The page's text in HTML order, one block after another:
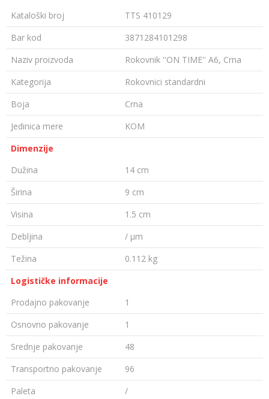
Kataloški broj
TTS 410129
Bar kod
3871284101298
Naziv proizvoda
Rokovnik ''ON TIME'' A6, Crna
Kategorija
Rokovnici standardni
Boja
Crna
Jedinica mere
KOM
Dimenzije
Dužina
14 cm
Širina
9 cm
Visina
1.5 cm
Debljina
/ µm
Težina
0.112 kg
Logističke informacije
Prodajno pakovanje
1
Osnovno pakovanje
1
Srednje pakovanje
48
Transportno pakovanje
96
Paleta
/